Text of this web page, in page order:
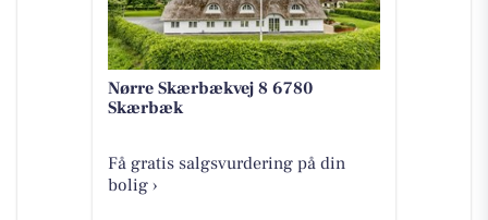
Nørre Skærbækvej 8 6780
Skærbæk
Få gratis salgsvurdering på din
bolig ›